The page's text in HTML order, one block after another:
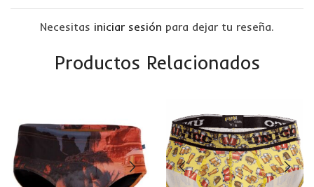
Necesitas iniciar sesión para dejar tu reseña.
Productos Relacionados